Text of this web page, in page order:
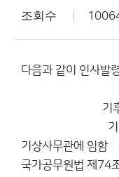
조회수
다음과 같이 인사발
기후과학
기상주
기상사무관에 임함
국가공무원법 제74